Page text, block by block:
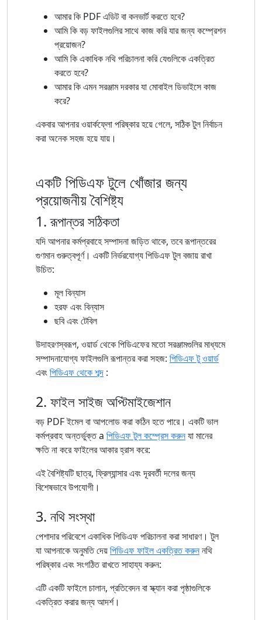
আমার কি PDF এডিট বা কনভার্ট করতে হবে?
আমি কি বড় ফাইলগুলির সাথে কাজ করি যার জন্য কম্প্রেশন
প্রয়োজন?
আমি কি একাধিক নথি পরিচালনা করি যেগুলিকে একত্রিত
করতে হবে?
আমার কি এমন সরঞ্জাম দরকার যা মোবাইল ডিভাইসে কাজ
করে?
একবার আপনার ওয়ার্কফ্লো পরিষ্কার হয়ে গেলে, সঠিক টুল নির্বাচন
করা অনেক সহজ হয়ে যায়।
একটি পিডিএফ টুলে খোঁজার জন্য
প্রয়োজনীয় বৈশিষ্ট্য
1. রূপান্তর সঠিকতা
যদি আপনার কর্মপ্রবাহে সম্পাদনা জড়িত থাকে, তবে রূপান্তরের
গুণমান গুরুত্বপূর্ণ। একটি নির্ভরযোগ্য পিডিএফ টুল বজায় রাখা
উচিত:
মূল বিন্যাস
হরফ এবং বিন্যাস
ছবি এবং টেবিল
উদাহরণস্বরূপ, ওয়ার্ড থেকে পিডিএফের মতো সরঞ্জামগুলির মাধ্যমে
সম্পাদনাযোগ্য ফাইলগুলি রূপান্তর করা সহজ: পিডিএফ টু ওয়ার্ড
এবংপিডিএফ থেকে শব্দ :
2. ফাইল সাইজ অপ্টিমাইজেশান
বড় PDF ইমেল বা আপলোড করা কঠিন হতে পারে। একটি ভাল
কর্মপ্রবাহ অন্তর্ভুক্ত a পিডিএফ টুল কম্প্রেস করুনযা মানের
ক্ষতি না করে ফাইলের আকার হ্রাস করে:
এই বৈশিষ্ট্যটি ছাত্র, ফ্রিল্যান্সার এবং দূরবর্তী দলের জন্য
বিশেষভাবে উপযোগী।
3. নথি সংস্থা
পেশাদার পরিবেশে একাধিক পিডিএফ পরিচালনা করা সাধারণ। টুল
যা আপনাকে অনুমতি দেয়পিডিএফ ফাইল একত্রিত করুননথি
পরিষ্কার এবং সংগঠিত রাখতে সাহায্য করুন:
এটি একটি ফাইলে চালান, প্রতিবেদন বা স্ক্যান করা পৃষ্ঠাগুলিকে
একত্রিত করার জন্য আদর্শ।